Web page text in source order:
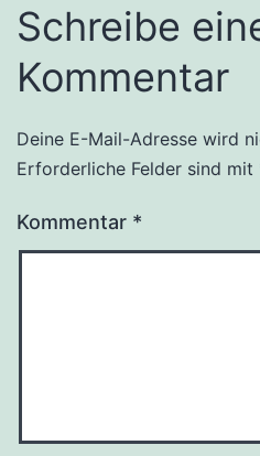
Schreibe
Kommentar
Deine E-Mail-Adresse wird
Erforderliche Felder sind mit
Kommentar *